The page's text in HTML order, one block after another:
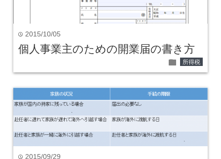
time 2015/10/05
個人事業主のための開業届の書き方
folder 所得税
time 2015/09/29